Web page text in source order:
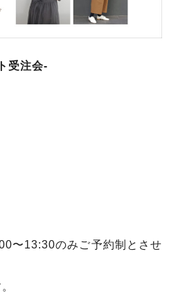
受注会-
〜13:30のみご予約制とさせ